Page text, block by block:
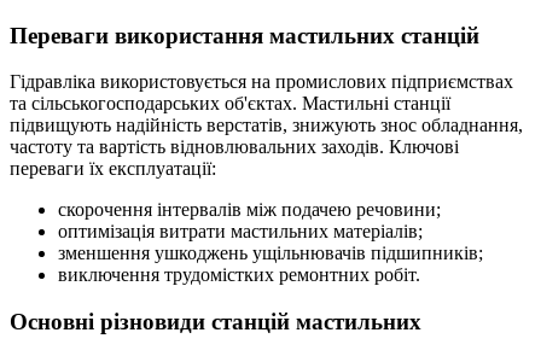
Переваги використання мастильних станцій
Гідравліка використовується на промислових підприємствах
та сільськогосподарських об'єктах. Мастильні станції
підвищують надійність верстатів, знижують знос обладнання,
частоту та вартість відновлювальних заходів. Ключові
переваги їх експлуатації:
скорочення інтервалів між подачею речовини;
оптимізація витрати мастильних матеріалів;
зменшення ушкоджень ущільнювачів підшипників;
виключення трудомістких ремонтних робіт.
Основні різновиди станцій мастильних